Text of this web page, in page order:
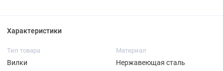
Характеристики
Тип товара
Вилки
Материал
Нержавеющая сталь